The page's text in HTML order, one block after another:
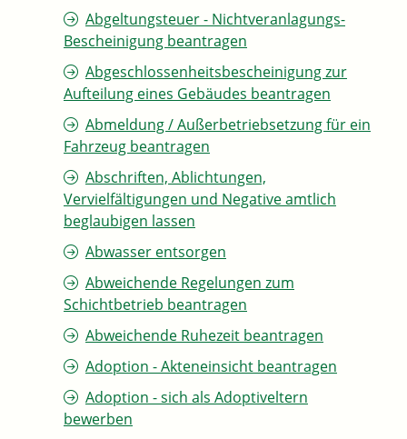
Abgeltungsteuer - Nichtveranlagungs-
Bescheinigung beantragen
Abgeschlossenheitsbescheinigung zur
Aufteilung eines Gebäudes beantragen
Abmeldung / Außerbetriebsetzung für ein
Fahrzeug beantragen
Abschriften, Ablichtungen,
Vervielfältigungen und Negative amtlich
beglaubigen lassen
Abwasser entsorgen
Abweichende Regelungen zum
Schichtbetrieb beantragen
Abweichende Ruhezeit beantragen
Adoption - Akteneinsicht beantragen
Adoption - sich als Adoptiveltern
bewerben